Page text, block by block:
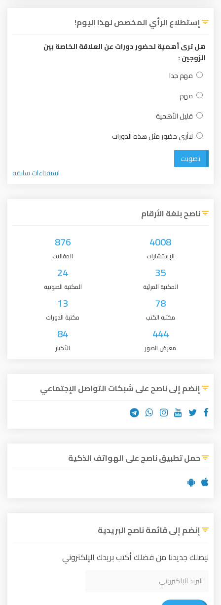
إستطلاع الرأي المخصص لهذا اليوم!
هل ترى أهمية لحضور دورات عن العلاقة الخاصة بين
الزوجين :
مهم جدا
مهم
قليل الأهمية
لاأرى حضور مثل هذه الدورات
تصويت
استفتاءات سابقة
ناصح بلغة الأرقام
4008
الإستشارات
876
المقالات
35
المكتبة المرئية
24
المكتبة الصوتية
78
مكتبة الكتب
13
مكتبة الدورات
444
معرض الصور
84
الأخبار
إنضم إلى ناصح على شبكات التواصل الإجتماعي
حمل تطبيق ناصح على الهواتف الذكية
إنضم إلى قائمة ناصح البريدية
ليصلك جديدنا من فضلك أكتب بريدك الإلكتروني